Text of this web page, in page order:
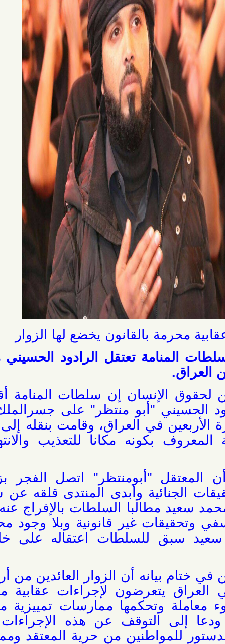
بالقانون يخضع لها الزوار
تعتقل الرادود الحسيني محمد
الإنسان إن سلطات المنامة أقدمت
"أبو منتظر" على جسرالملك فهد
في العراق، وقامت بنقله إلى مبنى
بكونه مكانا للتعذيب والانتهاكات
"أبومنتظر" اتصل الفجر بزوجته
وأبدى المنتدى قلقه عن سلامة
مطالبا السلطات بالإفراج عنه كونه
غير قانونية وبلا وجود محامي،
للسلطات اعتقاله على خلفيات
بيانه أن الزوار العائدين من أربعينية
يتعرضون لإجراءات عقابية مخالفة
وتحكمها ممارسات تمييزية محرمة
التوقف عن هذه الإجراءات التي
للمواطنين من حرية المعتقد وممارسة